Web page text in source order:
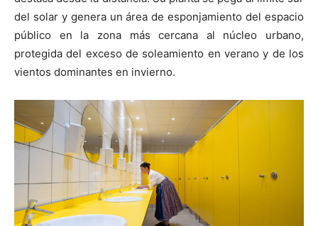
del solar y genera un área de esponjamiento del espacio
público en la zona más cercana al núcleo urbano,
protegida del exceso de soleamiento en verano y de los
vientos dominantes en invierno.